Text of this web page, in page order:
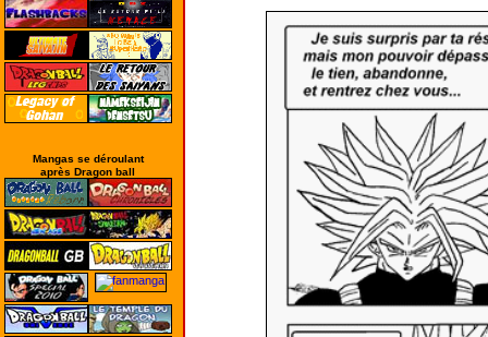
Mangas se déroulant
après Dragon ball